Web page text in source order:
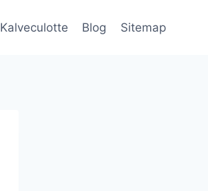
Kalveculotte Blog Sitemap